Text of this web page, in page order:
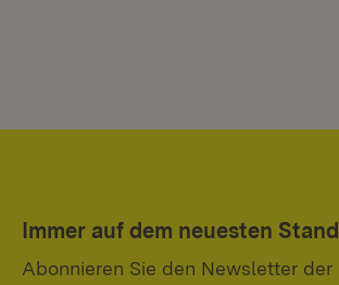
Immer auf dem neuesten Stand
Abonnieren Sie den Newsletter der